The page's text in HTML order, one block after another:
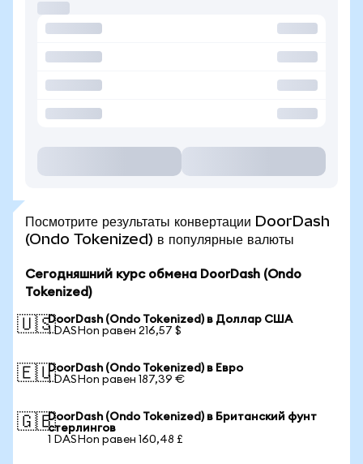
Посмотрите результаты конвертации DoorDash
(Ondo Tokenized) в популярные валюты
Сегодняшний курс обмена DoorDash (Ondo
Tokenized)
🇺🇸DoorDash (Ondo Tokenized) в Доллар США
1 DASHon равен 216,57 $
🇪🇺DoorDash (Ondo Tokenized) в Евро
1 DASHon равен 187,39 €
🇬🇧DoorDash (Ondo Tokenized) в Британский фунт
стерлингов
1 DASHon равен 160,48 £